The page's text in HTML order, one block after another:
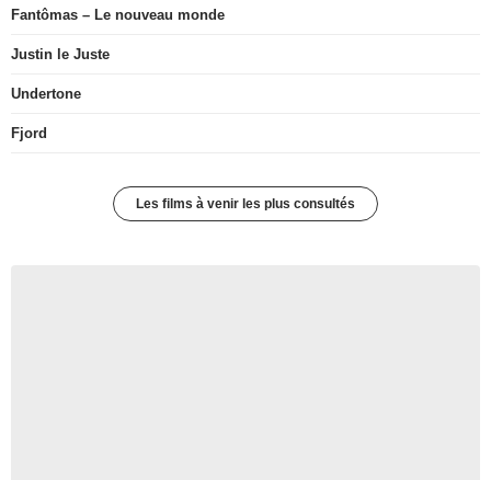
Fantômas – Le nouveau monde
Justin le Juste
Undertone
Fjord
Les films à venir les plus consultés